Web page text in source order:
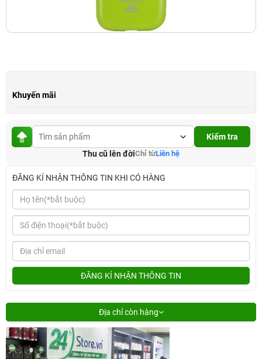
Khuyến mãi
Kiểm tra
Thu cũ lên đờiChỉ từLiên hệ
ĐĂNG KÍ NHẬN THÔNG TIN KHI CÓ HÀNG
ĐĂNG KÍ NHẬN THÔNG TIN
Địa chỉ còn hàng